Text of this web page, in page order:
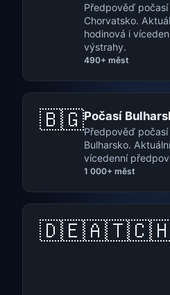
Předpověď
Chorvatsko.
hodinová i
výstrahy.
490+ měst
🇧🇬Počasí
Předpověď
Bulharsko.
vícedenní
1 000+ měst